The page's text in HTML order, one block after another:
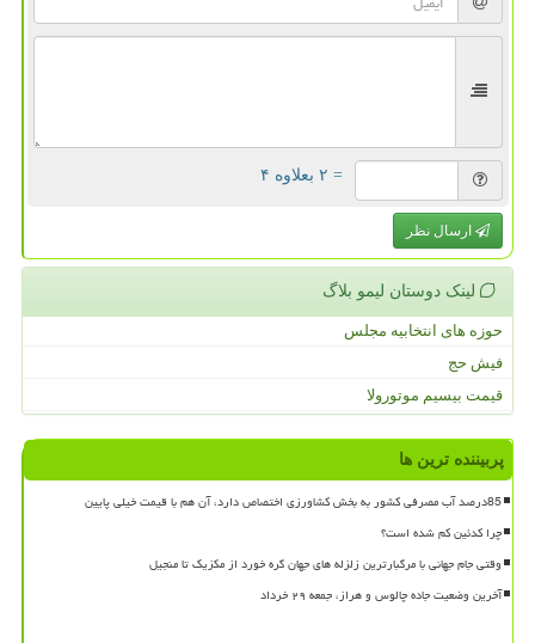
= ۲ بعلاوه ۴
ارسال نظر
لینک دوستان لیمو بلاگ
حوزه های انتخابیه مجلس
فیش حج
قیمت بیسیم موتورولا
پربیننده ترین ها
85درصد آب مصرفی کشور به بخش کشاورزی اختصاص دارد، آن هم با قیمت خیلی پایین
چرا کدئین کم شده است؟
وقتی جام جهانی با مرگبارترین زلزله های جهان گره خورد از مکزیک تا منجیل
آخرین وضعیت جاده چالوس و هراز، جمعه ۲۹ خرداد